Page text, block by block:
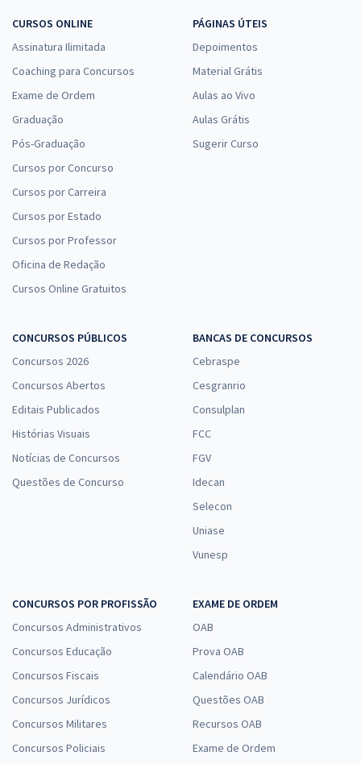
CURSOS ONLINE
Assinatura Ilimitada
Coaching para Concursos
Exame de Ordem
Graduação
Pós-Graduação
Cursos por Concurso
Cursos por Carreira
Cursos por Estado
Cursos por Professor
Oficina de Redação
Cursos Online Gratuitos
PÁGINAS ÚTEIS
Depoimentos
Material Grátis
Aulas ao Vivo
Aulas Grátis
Sugerir Curso
CONCURSOS PÚBLICOS
Concursos 2026
Concursos Abertos
Editais Publicados
Histórias Visuais
Notícias de Concursos
Questões de Concurso
BANCAS DE CONCURSOS
Cebraspe
Cesgranrio
Consulplan
FCC
FGV
Idecan
Selecon
Uniase
Vunesp
CONCURSOS POR PROFISSÃO
Concursos Administrativos
Concursos Educação
Concursos Fiscais
Concursos Jurídicos
Concursos Militares
Concursos Policiais
EXAME DE ORDEM
OAB
Prova OAB
Calendário OAB
Questões OAB
Recursos OAB
Exame de Ordem